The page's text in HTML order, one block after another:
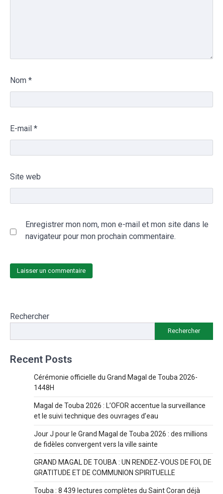
Nom *
E-mail *
Site web
Enregistrer mon nom, mon e-mail et mon site dans le
navigateur pour mon prochain commentaire.
Rechercher
Rechercher
Recent Posts
Cérémonie officielle du Grand Magal de Touba 2026-
1448H
Magal de Touba 2026 : L’OFOR accentue la surveillance
et le suivi technique des ouvrages d’eau
Jour J pour le Grand Magal de Touba 2026 : des millions
de fidèles convergent vers la ville sainte
GRAND MAGAL DE TOUBA : UN RENDEZ-VOUS DE FOI, DE
GRATITUDE ET DE COMMUNION SPIRITUELLE
Touba : 8 439 lectures complètes du Saint Coran déjà